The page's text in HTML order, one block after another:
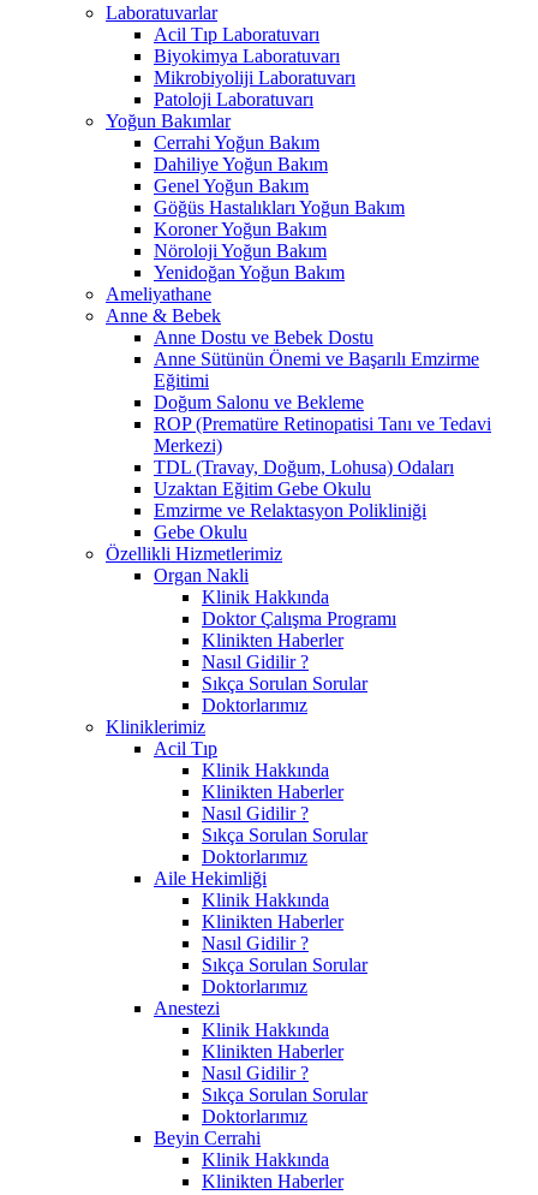
Laboratuvarlar
Acil Tıp Laboratuvarı
Biyokimya Laboratuvarı
Mikrobiyoliji Laboratuvarı
Patoloji Laboratuvarı
Yoğun Bakımlar
Cerrahi Yoğun Bakım
Dahiliye Yoğun Bakım
Genel Yoğun Bakım
Göğüs Hastalıkları Yoğun Bakım
Koroner Yoğun Bakım
Nöroloji Yoğun Bakım
Yenidoğan Yoğun Bakım
Ameliyathane
Anne & Bebek
Anne Dostu ve Bebek Dostu
Anne Sütünün Önemi ve Başarılı Emzirme
Eğitimi
Doğum Salonu ve Bekleme
ROP (Prematüre Retinopatisi Tanı ve Tedavi
Merkezi)
TDL (Travay, Doğum, Lohusa) Odaları
Uzaktan Eğitim Gebe Okulu
Emzirme ve Relaktasyon Polikliniği
Gebe Okulu
Özellikli Hizmetlerimiz
Organ Nakli
Klinik Hakkında
Doktor Çalışma Programı
Klinikten Haberler
Nasıl Gidilir ?
Sıkça Sorulan Sorular
Doktorlarımız
Kliniklerimiz
Acil Tıp
Klinik Hakkında
Klinikten Haberler
Nasıl Gidilir ?
Sıkça Sorulan Sorular
Doktorlarımız
Aile Hekimliği
Klinik Hakkında
Klinikten Haberler
Nasıl Gidilir ?
Sıkça Sorulan Sorular
Doktorlarımız
Anestezi
Klinik Hakkında
Klinikten Haberler
Nasıl Gidilir ?
Sıkça Sorulan Sorular
Doktorlarımız
Beyin Cerrahi
Klinik Hakkında
Klinikten Haberler